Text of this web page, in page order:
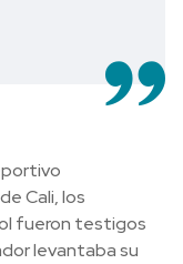
Cali, los
fueron testigos
levantaba su